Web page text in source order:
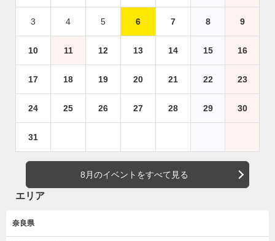
3 4 5 6 7 8 9
10 11 12 13 14 15 16
17 18 19 20 21 22 23
24 25 26 27 28 29 30
31
8月のイベントをすべて見る
エリア
奈良県